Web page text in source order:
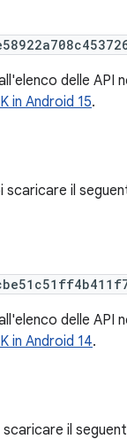
delle API
in Android 15.
scaricare il
delle API
in Android 14.
scaricare il